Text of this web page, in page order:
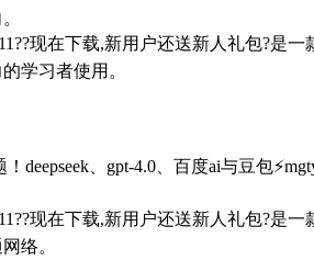
现在下载,新用户还送新人礼包?
学习者使用。
deepseek、gpt-4.0、百度ai与豆包
现在下载,新用户还送新人礼包?
络。